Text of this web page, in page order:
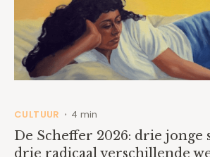
CULTUUR • 4 min
De Scheffer 2026: drie jonge
drie radicaal verschillende